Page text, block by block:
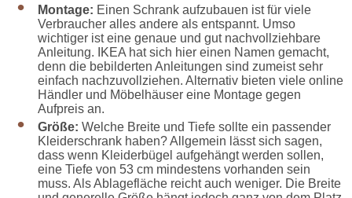
Montage: Einen Schrank aufzubauen ist für viele
Verbraucher alles andere als entspannt. Umso
wichtiger ist eine genaue und gut nachvollziehbare
Anleitung. IKEA hat sich hier einen Namen gemacht,
denn die bebilderten Anleitungen sind zumeist sehr
einfach nachzuvollziehen. Alternativ bieten viele online
Händler und Möbelhäuser eine Montage gegen
Aufpreis an.
Größe: Welche Breite und Tiefe sollte ein passender
Kleiderschrank haben? Allgemein lässt sich sagen,
dass wenn Kleiderbügel aufgehängt werden sollen,
eine Tiefe von 53 cm mindestens vorhanden sein
muss. Als Ablagefläche reicht auch weniger. Die Breite